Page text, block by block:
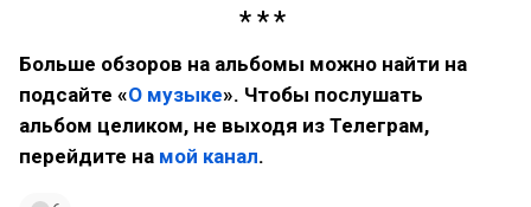
Больше обзоров на альбомы можно найти на
подсайте «О музыке». Чтобы послушать
альбом целиком, не выходя из Телеграм,
перейдите на мой канал.